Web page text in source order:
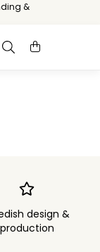
&
design &
production